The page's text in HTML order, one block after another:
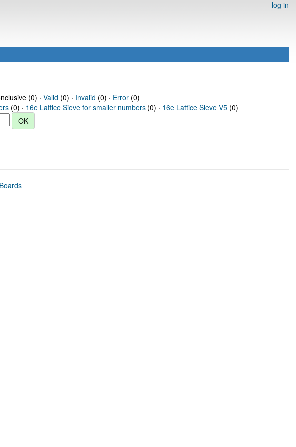
log in
(0) · Valid (0) · Invalid (0) · Error(0)
(0) · 16e Lattice Sieve for smaller numbers (0) · 16e Lattice Sieve V5 (0)